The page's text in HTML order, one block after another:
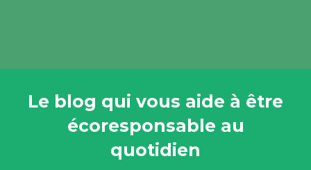
Le blog qui vous aide à être
écoresponsable au
quotidien